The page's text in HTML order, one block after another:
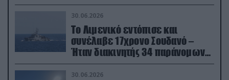
30.06.2026
Το Λιμενικό εντόπισε και
συνέλαβε 17χρονο Σουδανό –
Ήταν διακινητής 34 παράνομων
μεταναστών
30.06.2026